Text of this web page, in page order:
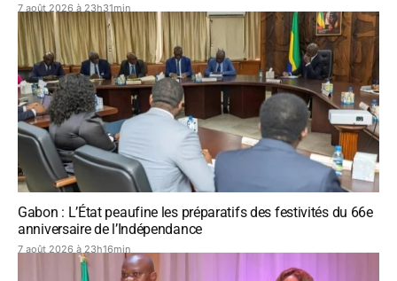
7 août 2026 à 23h31min
Gabon : L’État peaufine les préparatifs des festivités du 66e
anniversaire de l’Indépendance
7 août 2026 à 23h16min